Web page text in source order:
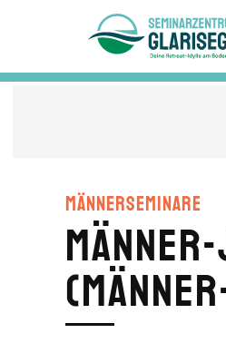
Skip to main content
Männerseminare